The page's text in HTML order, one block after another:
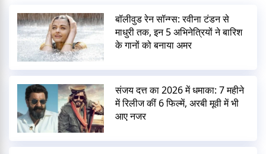
बॉलीवुड रेन सॉन्ग्स: रवीना टंडन से
माधुरी तक, इन 5 अभिनेत्रियों ने बारिश
के गानों को बनाया अमर
संजय दत्त का 2026 में धमाका: 7 महीने
में रिलीज कीं 6 फिल्में, अरबी मूवी में भी
आए नजर